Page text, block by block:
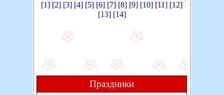
[1] [2] [3] [4] [5] [6] [7] [8] [9] [10] [11] [12]
[13] [14]
Праздники